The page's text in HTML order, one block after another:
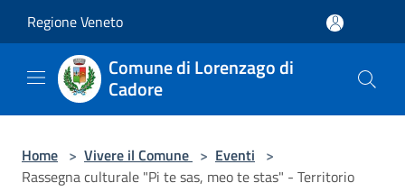
Regione Veneto
Comune di Lorenzago di
Cadore
Home > Vivere il Comune > Eventi >
Rassegna culturale "Pi te sas, meo te stas" - Territorio